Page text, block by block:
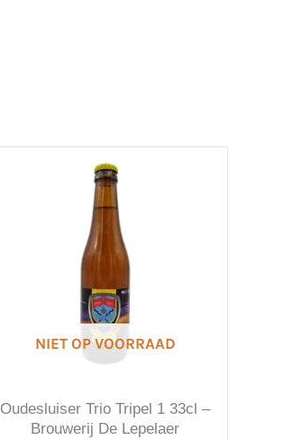
NIET OP VOORRAAD
Oudesluiser Trio Tripel 1 33cl –
Brouwerij De Lepelaer